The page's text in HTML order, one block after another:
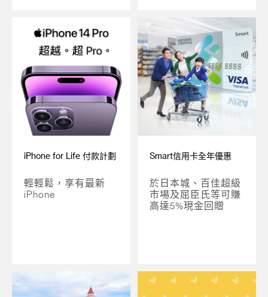
iPhone for Life 付款計劃
輕輕鬆，享有最新
iPhone
Smart信用卡全年優惠
於日本城、百佳超級
市場及屈臣氏等可賺
高達5%現金回贈